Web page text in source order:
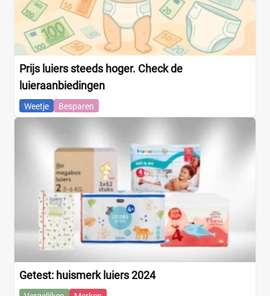
Prijs luiers steeds hoger. Check de
luieraanbiedingen
Weetje Besparen
Getest: huismerk luiers 2024